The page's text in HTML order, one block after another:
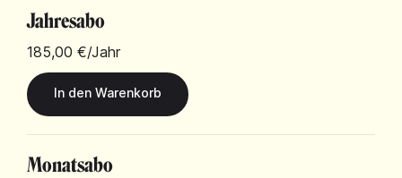
Jahresabo
185,00 €/Jahr
Monatsabo